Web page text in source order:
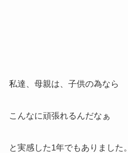
私達、母親は、子供の為なら
こんなに頑張れるんだなぁ
と実感した1年でもありました。